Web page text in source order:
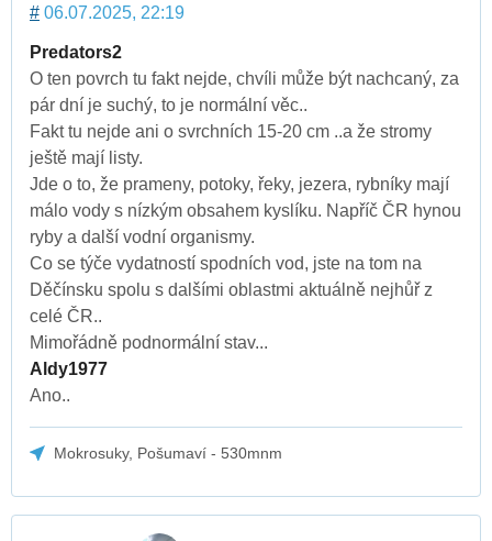
# 06.07.2025, 22:19
Predators2
O ten povrch tu fakt nejde, chvíli může být nachcaný, za
pár dní je suchý, to je normální věc..
Fakt tu nejde ani o svrchních 15-20 cm ..a že stromy
ještě mají listy.
Jde o to, že prameny, potoky, řeky, jezera, rybníky mají
málo vody s nízkým obsahem kyslíku. Napříč ČR hynou
ryby a další vodní organismy.
Co se týče vydatností spodních vod, jste na tom na
Děčínsku spolu s dalšími oblastmi aktuálně nejhůř z
celé ČR..
Mimořádně podnormální stav...
Aldy1977
Ano..
Mokrosuky, Pošumaví - 530mnm